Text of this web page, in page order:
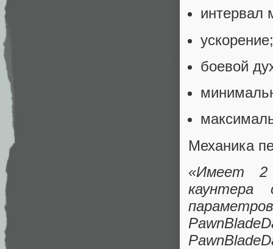
интервал
ускорение;
боевой
Механика
«Имеет 2
каунтера